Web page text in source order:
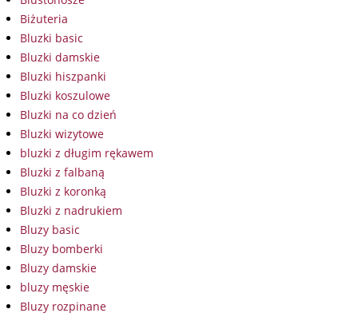
Biżuteria
Bluzki basic
Bluzki damskie
Bluzki hiszpanki
Bluzki koszulowe
Bluzki na co dzień
Bluzki wizytowe
bluzki z długim rękawem
Bluzki z falbaną
Bluzki z koronką
Bluzki z nadrukiem
Bluzy basic
Bluzy bomberki
Bluzy damskie
bluzy męskie
Bluzy rozpinane